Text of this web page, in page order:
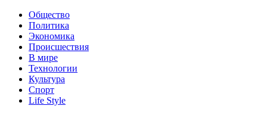
Общество
Политика
Экономика
Происшествия
В мире
Технологии
Культура
Спорт
Life Style